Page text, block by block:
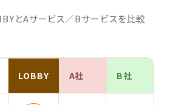
とAサービス／Bサービスを比較
LOBBY A社 B社